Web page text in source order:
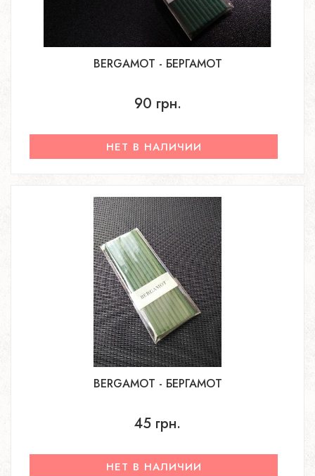
BERGAMOT - БЕРГАМОТ
90 грн.
НЕТ В НАЛИЧИИ
BERGAMOT - БЕРГАМОТ
45 грн.
НЕТ В НАЛИЧИИ